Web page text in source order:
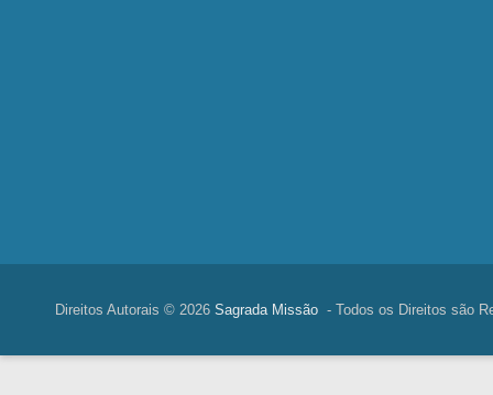
Direitos Autorais © 2026 Sagrada Missão - Todos os Direitos são